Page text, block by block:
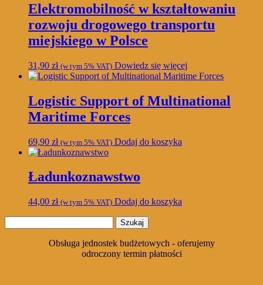
Elektromobilność w kształtowaniu
rozwoju drogowego transportu
miejskiego w Polsce
31,90 zł (w tym 5% VAT) Dowiedz się więcej
Logistic Support of Multinational
Maritime Forces
69,90 zł (w tym 5% VAT) Dodaj do koszyka
Ładunkoznawstwo
44,00 zł (w tym 5% VAT) Dodaj do koszyka
Obsługa jednostek budżetowych - oferujemy
odroczony termin płatności